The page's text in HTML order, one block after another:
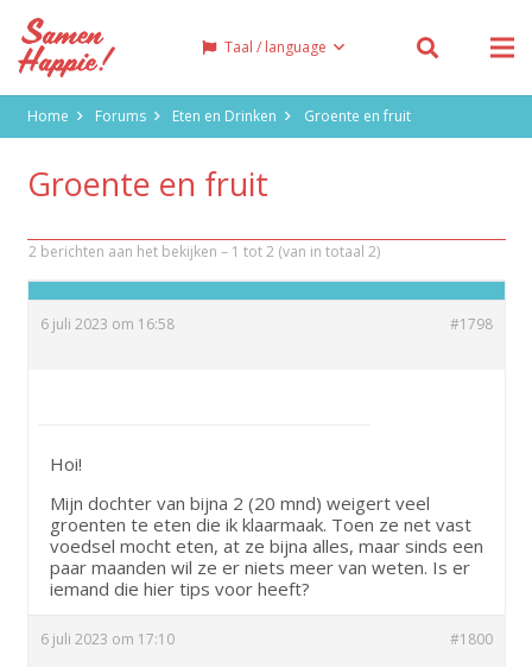
Taal / language
Home Forums Eten en Drinken Groente en fruit
Groente en fruit
2 berichten aan het bekijken – 1 tot 2 (van in totaal 2)
6 juli 2023 om 16:58
#1798
Hoi!
Mijn dochter van bijna 2 (20 mnd) weigert veel
groenten te eten die ik klaarmaak. Toen ze net vast
voedsel mocht eten, at ze bijna alles, maar sinds een
paar maanden wil ze er niets meer van weten. Is er
iemand die hier tips voor heeft?
6 juli 2023 om 17:10
#1800